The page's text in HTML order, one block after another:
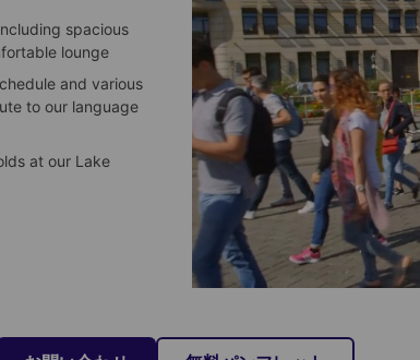
spacious
lounge
and various
to our language
at our Lake